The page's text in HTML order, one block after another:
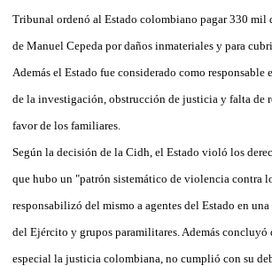
Tribunal ordenó al Estado colombiano pagar 330 mil
de Manuel Cepeda por daños inmateriales y para
Además el Estado fue considerado como
de la investigación, obstrucción de justicia y falta de
favor de los familiares.
Según la decisión de la Cidh, el Estado violó los
que hubo un "patrón sistemático de violencia contra
responsabilizó del mismo a agentes del Estado en
del Ejército y grupos paramilitares. Además concluyó
especial la justicia colombiana, no cumplió con su